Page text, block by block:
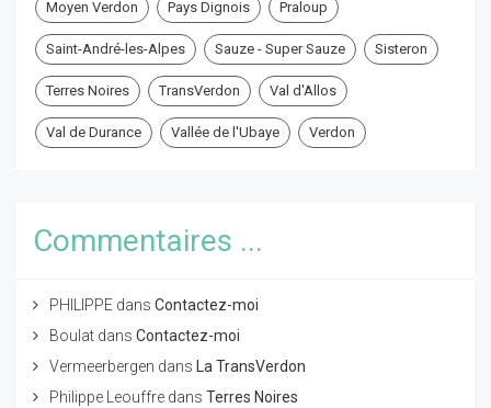
Moyen Verdon Pays Dignois Praloup
Saint-André-les-Alpes Sauze - Super Sauze Sisteron
Terres Noires TransVerdon Val d'Allos
Val de Durance Vallée de l'Ubaye Verdon
Commentaires ...
PHILIPPE dans Contactez-moi
Boulat dans Contactez-moi
Vermeerbergen dans
La TransVerdon
Philippe Leouffre dans Terres Noires